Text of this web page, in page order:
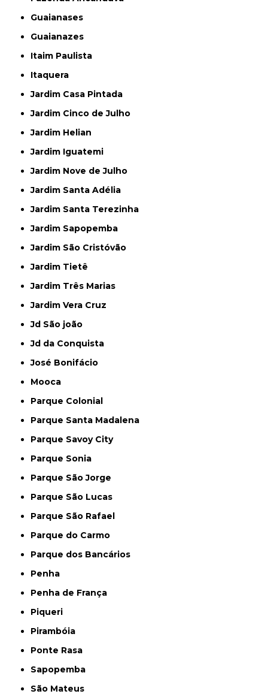
Guaianases
Guaianazes
Itaim Paulista
Itaquera
Jardim Casa Pintada
Jardim Cinco de Julho
Jardim Helian
Jardim Iguatemi
Jardim Nove de Julho
Jardim Santa Adélia
Jardim Santa Terezinha
Jardim Sapopemba
Jardim São Cristóvão
Jardim Tietê
Jardim Três Marias
Jardim Vera Cruz
Jd São joão
Jd da Conquista
José Bonifácio
Mooca
Parque Colonial
Parque Santa Madalena
Parque Savoy City
Parque Sonia
Parque São Jorge
Parque São Lucas
Parque São Rafael
Parque do Carmo
Parque dos Bancários
Penha
Penha de França
Piqueri
Pirambóia
Ponte Rasa
Sapopemba
São Mateus